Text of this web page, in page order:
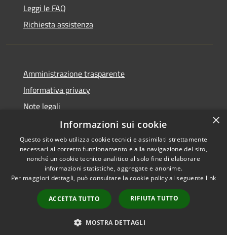
Leggi le FAQ
Richiesta assistenza
Amministrazione trasparente
Informativa privacy
Note legali
Dichiarazione di accessibilità
RSS
Accessibilità
Copyright © 2026 • Comune di
byMunicipium
Accesso
redazione
×
Informazioni sui cookie
Questo sito web utilizza cookie tecnici e assimilati strettamente
necessari al corretto funzionamento e alla navigazione del sito,
nonché un cookie tecnico analitico al solo fine di elaborare
informazioni statistiche, aggregate e anonime.
Per maggiori dettagli, può consultare la cookie policy al seguente link
ACCETTA TUTTO RIFIUTA TUTTO
MOSTRA DETTAGLI